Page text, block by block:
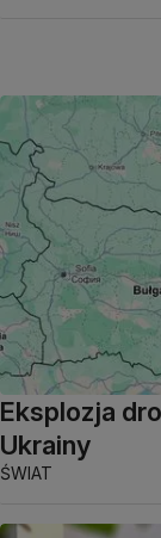
Eksplozja
Ukrainy
ŚWIAT